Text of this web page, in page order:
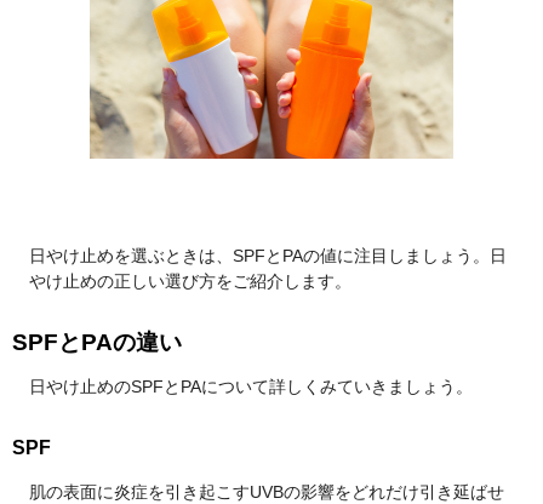
日やけ止めを選ぶときは、SPFとPAの値に注目しましょう。日
やけ止めの正しい選び方をご紹介します。
SPFとPAの違い
日やけ止めのSPFとPAについて詳しくみていきましょう。
SPF
肌の表面に炎症を引き起こすUVBの影響をどれだけ引き延ばせ